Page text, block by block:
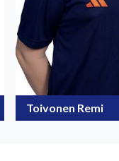
Toivonen Remi